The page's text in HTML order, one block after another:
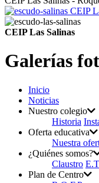
CEIP
CEIP Las Salinas
Galerías
Inicio
Noticias
Nuestro colegio
Historia
Oferta educativa
Nuestra
¿Quiénes somos?
Claustro
Plan de Centro